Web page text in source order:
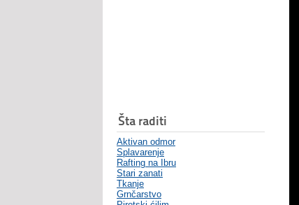
Šta raditi
Aktivan odmor
Splavarenje
Rafting na Ibru
Stari zanati
Tkanje
Grnčarstvo